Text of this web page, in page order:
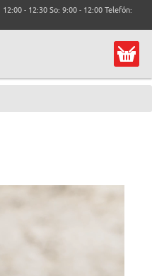
- 12:30 So: 9:00 - 12:00 Telefón: